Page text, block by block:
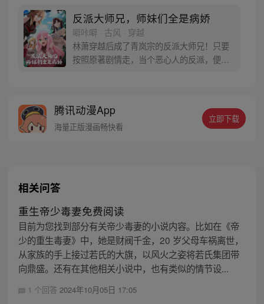
反派大师兄，师妹们全是病娇
噼咔噼 · 古风 · 穿越
林萧穿越后成了青岚宗的反派大师兄！只要
按照原著剧情走，当个恶心人的反派，便能
男主叶辰拜入师门这天！林萧兴奋不已，准
备毒害男主，按照剧情，他将会被几位师妹
腾讯动漫App
海量正版漫画畅快看
立即下载
相关问答
重生帝少毒妻免费阅读
目前为您找到部分有关帝少毒妻的小说内容。比如在《帝
少的重生毒妻》中，她是财阀千金，20 岁父母车祸离世，
从家族的手上接过若氏的大旗，以风火之姿将若氏集团带
向鼎盛。还有在其他相关小说中，也有类似的情节设...
1 个回答 2024年10月05日 17:05